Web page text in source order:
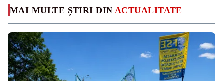
MAI MULTE ȘTIRI DIN ACTUALITATE